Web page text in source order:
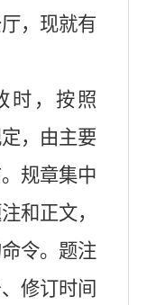
，现就有
时，按照
，由主要
规章集中
和正文，
令。题注
修订时间